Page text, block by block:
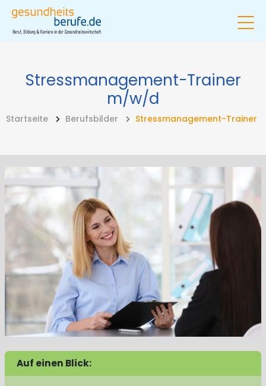
Stressmanagement-Trainer
m/w/d
Startseite Berufsbilder Stressmanagement-Trainer
Auf einen Blick: